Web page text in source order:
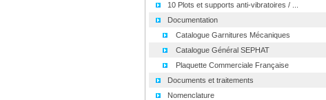
10 Plots et supports anti-vibratoires / ...
Documentation
Catalogue Garnitures Mécaniques
Catalogue Général SEPHAT
Plaquette Commerciale Française
Documents et traitements
Nomenclature